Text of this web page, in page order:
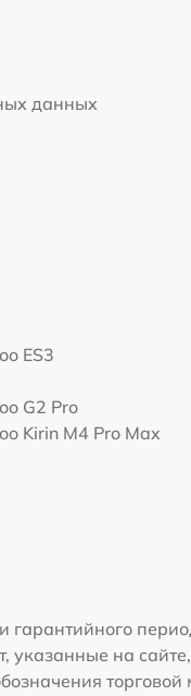
данных
ES3
G2 Pro
Kirin M4 Pro Max
на